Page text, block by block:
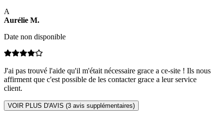
A
Aurélie M.
Date non disponible
J'ai pas trouvé l'aide qu'il m'était nécessaire grace a ce-site ! Ils nous
affirment que c'est possible de les contacter grace a leur service
client.
VOIR PLUS D'AVIS (3 avis supplémentaires)